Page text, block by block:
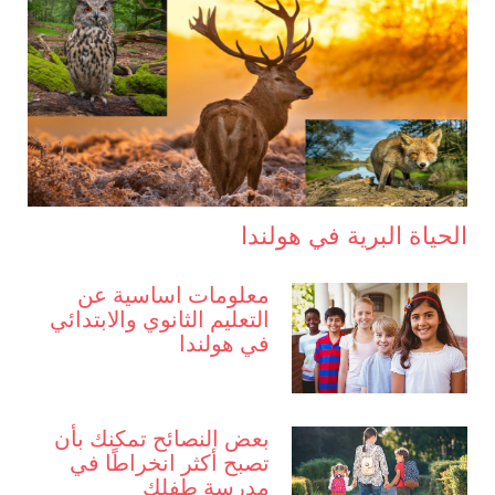
الحياة البرية في هولندا
معلومات اساسية عن
التعليم الثانوي والابتدائي
في هولندا
بعض النصائح تمكنك بأن
تصبح أكثر انخراطًا في
مدرسة طفلك